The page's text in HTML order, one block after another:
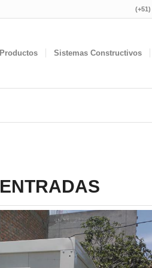
(+51)
Productos Sistemas Constructivos
ENTRADAS